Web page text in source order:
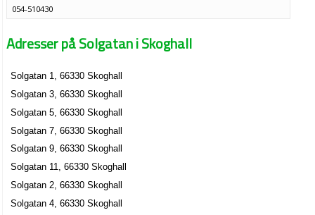
054-510430
Deltastaden AB
Solgatan 8 B, 66330 Skoghall
Adresser på Solgatan i Skoghall
Solgatan 1, 66330 Skoghall
Solgatan 3, 66330 Skoghall
Solgatan 5, 66330 Skoghall
Solgatan 7, 66330 Skoghall
Solgatan 9, 66330 Skoghall
Solgatan 11, 66330 Skoghall
Solgatan 2, 66330 Skoghall
Solgatan 4, 66330 Skoghall